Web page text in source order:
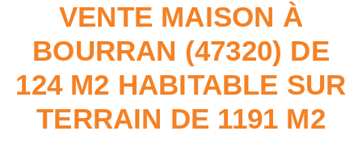
VENTE MAISON À
BOURRAN (47320) DE
124 M2 HABITABLE SUR
TERRAIN DE 1191 M2